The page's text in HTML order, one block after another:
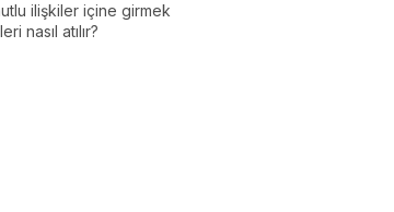
ilişkiler içine girmek
nasıl atılır?